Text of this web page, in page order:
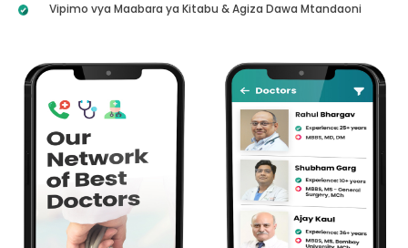
Vipimo vya Maabara ya Kitabu & Agiza Dawa Mtandaoni